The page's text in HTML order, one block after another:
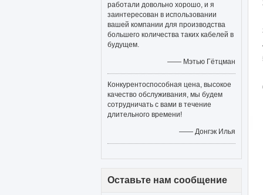
работали довольно хорошо, и я
заинтересован в использовании
вашей компании для производства
большего количества таких кабелей в
будущем.
—— Мэтью Гётцман
Конкурентоспособная цена, высокое
качество обслуживания, мы будем
сотрудничать с вами в течение
длительного времени!
—— Донгэк Илья
Оставьте нам сообщение